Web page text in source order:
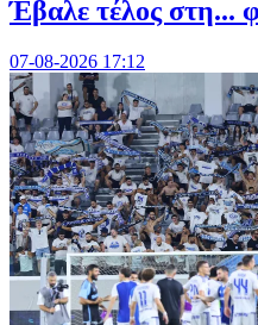
Έβαλε τέλος στη...
07-08-2026 17:12